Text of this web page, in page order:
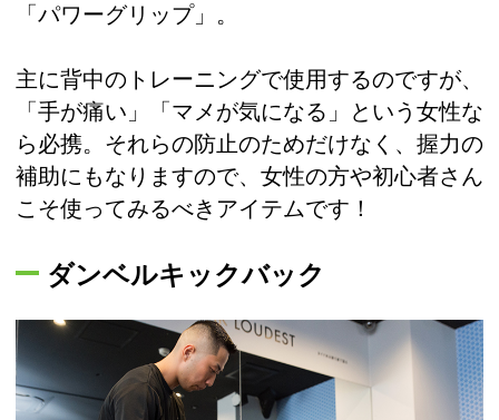
「パワーグリップ」。
主に背中のトレーニングで使用するのですが、
「手が痛い」「マメが気になる」という女性な
ら必携。それらの防止のためだけなく、握力の
補助にもなりますので、女性の方や初心者さん
こそ使ってみるべきアイテムです！
ダンベルキックバック